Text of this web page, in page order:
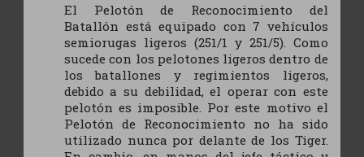
El Pelotón de Reconocimiento del
Batallón está equipado con 7 vehículos
semiorugas ligeros (251/1 y 251/5). Como
sucede con los pelotones ligeros dentro de
los batallones y regimientos ligeros,
debido a su debilidad, el operar con este
pelotón es imposible. Por este motivo el
Pelotón de Reconocimiento no ha sido
utilizado nunca por delante de los Tiger.